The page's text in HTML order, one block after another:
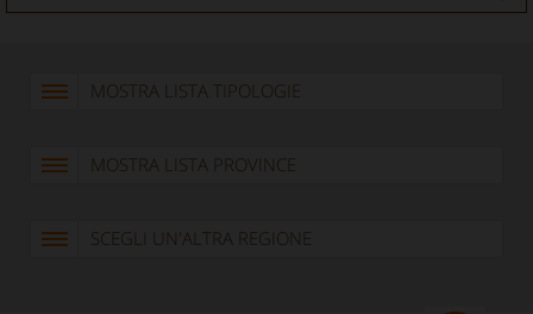
MOSTRA LISTA TIPOLOGIE
MOSTRA LISTA PROVINCE
SCEGLI UN'ALTRA REGIONE